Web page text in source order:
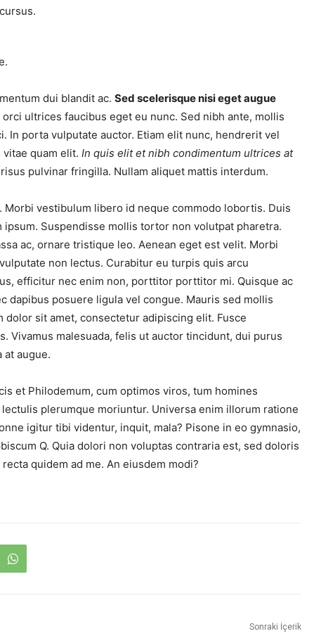
dui blandit ac. Sed scelerisque nisi eget augue
orci ultrices faucibus eget eu nunc. Sed nibh ante, mollis
In porta vulputate auctor. Etiam elit nunc, hendrerit vel
quam elit. In quis elit et nibh condimentum ultrices at
pulvinar fringilla. Nullam aliquet mattis interdum.
vestibulum libero id neque commodo lobortis. Duis
Suspendisse mollis tortor non volutpat pharetra.
ac, ornare tristique leo. Aenean eget est velit. Morbi
non lectus. Curabitur eu turpis quis arcu
efficitur nec enim non, porttitor porttitor mi. Quisque ac
dapibus posuere ligula vel congue. Mauris sed mollis
dolor sit amet, consectetur adipiscing elit. Fusce
Vivamus malesuada, felis ut auctor tincidunt, dui purus
at augue.
et Philodemum, cum optimos viros, tum homines
plerumque moriuntur. Universa enim illorum ratione
igitur tibi videntur, inquit, mala? Pisone in eo gymnasio,
Q. Quia dolori non voluptas contraria est, sed doloris
quidem ad me. An eiusdem modi?
Sonraki İçerik